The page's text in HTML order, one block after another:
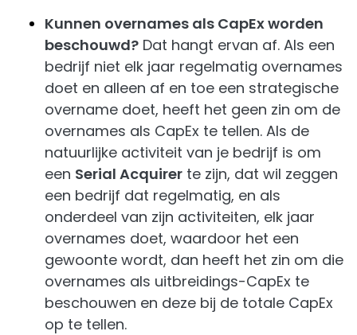
Kunnen overnames als CapEx worden
beschouwd? Dat hangt ervan af. Als een
bedrijf niet elk jaar regelmatig overnames
doet en alleen af en toe een strategische
overname doet, heeft het geen zin om de
overnames als CapEx te tellen. Als de
natuurlijke activiteit van je bedrijf is om
een Serial Acquirer te zijn, dat wil zeggen
een bedrijf dat regelmatig, en als
onderdeel van zijn activiteiten, elk jaar
overnames doet, waardoor het een
gewoonte wordt, dan heeft het zin om die
overnames als uitbreidings-CapEx te
beschouwen en deze bij de totale CapEx
op te tellen.